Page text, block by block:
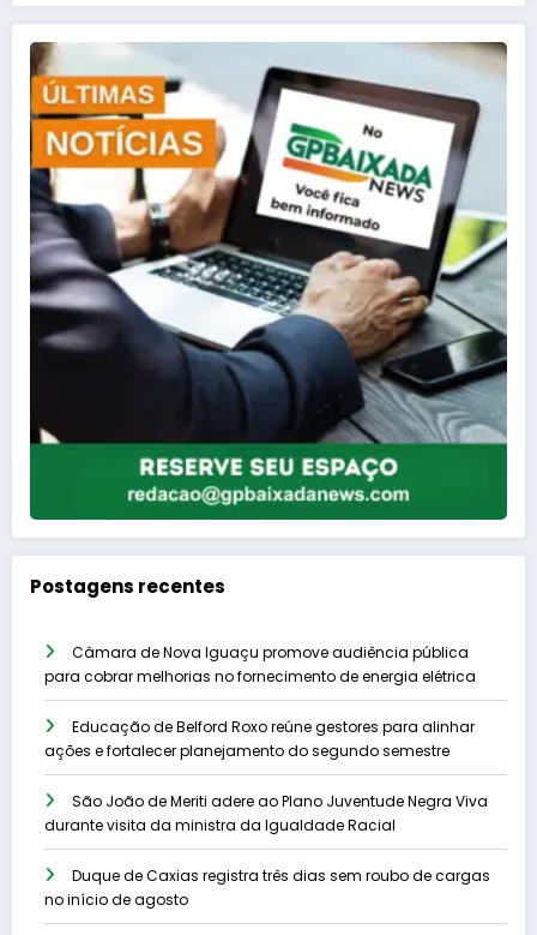
Postagens recentes
Câmara de Nova Iguaçu promove audiência pública
para cobrar melhorias no fornecimento de energia elétrica
Educação de Belford Roxo reúne gestores para alinhar
ações e fortalecer planejamento do segundo semestre
São João de Meriti adere ao Plano Juventude Negra Viva
durante visita da ministra da Igualdade Racial
Duque de Caxias registra três dias sem roubo de cargas
no início de agosto